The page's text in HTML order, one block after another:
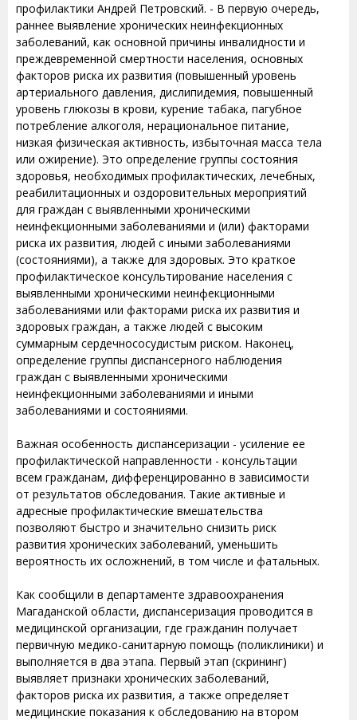
профилактики Андрей Петровский. - В первую очередь,
раннее выявление хронических неинфекционных
заболеваний, как основной причины инвалидности и
преждевременной смертности населения, основных
факторов риска их развития (повышенный уровень
артериального давления, дислипидемия, повышенный
уровень глюкозы в крови, курение табака, пагубное
потребление алкоголя, нерациональное питание,
низкая физическая активность, избыточная масса тела
или ожирение). Это определение группы состояния
здоровья, необходимых профилактических, лечебных,
реабилитационных и оздоровительных мероприятий
для граждан с выявленными хроническими
неинфекционными заболеваниями и (или) факторами
риска их развития, людей с иными заболеваниями
(состояниями), а также для здоровых. Это краткое
профилактическое консультирование населения с
выявленными хроническими неинфекционными
заболеваниями или факторами риска их развития и
здоровых граждан, а также людей с высоким
суммарным сердечнососудистым риском. Наконец,
определение группы диспансерного наблюдения
граждан с выявленными хроническими
неинфекционными заболеваниями и иными
заболеваниями и состояниями.
Важная особенность диспансеризации - усиление ее
профилактической направленности - консультации
всем гражданам, дифференцированно в зависимости
от результатов обследования. Такие активные и
адресные профилактические вмешательства
позволяют быстро и значительно снизить риск
развития хронических заболеваний, уменьшить
вероятность их осложнений, в том числе и фатальных.
Как сообщили в департаменте здравоохранения
Магаданской области, диспансеризация проводится в
медицинской организации, где гражданин получает
первичную медико-санитарную помощь (поликлиники) и
выполняется в два этапа. Первый этап (скрининг)
выявляет признаки хронических заболеваний,
факторов риска их развития, а также определяет
медицинские показания к обследованию на втором